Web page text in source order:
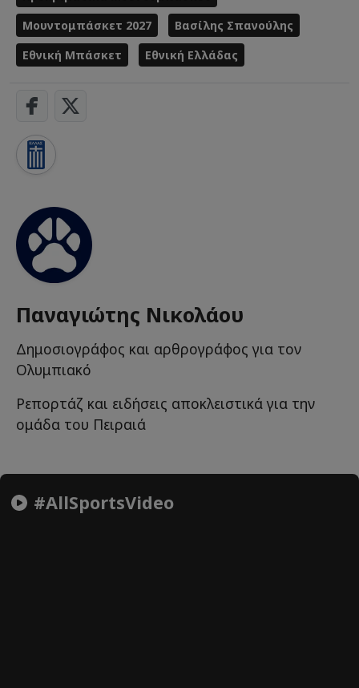
Μουντομπάσκετ 2027
Βασίλης Σπανούλης
Εθνική Μπάσκετ
Εθνική Ελλάδας
Παναγιώτης Νικολάου
Δημοσιογράφος και αρθρογράφος για τον
Ολυμπιακό
Ρεπορτάζ και ειδήσεις αποκλειστικά για την
ομάδα του Πειραιά
#AllSportsVideo